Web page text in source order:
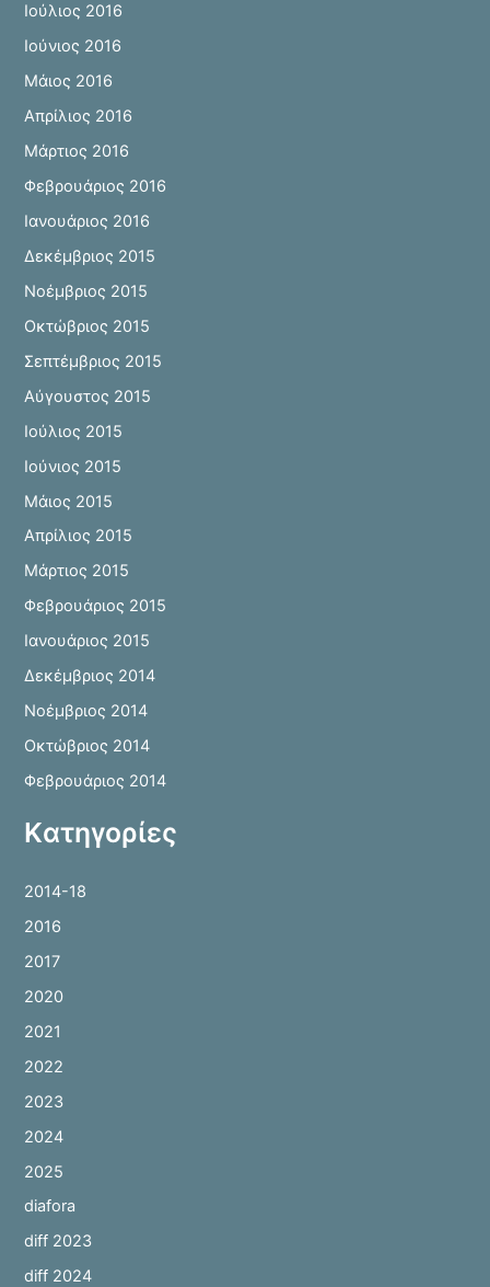
Ιούλιος 2016
Ιούνιος 2016
Μάιος 2016
Απρίλιος 2016
Μάρτιος 2016
Φεβρουάριος 2016
Ιανουάριος 2016
Δεκέμβριος 2015
Νοέμβριος 2015
Οκτώβριος 2015
Σεπτέμβριος 2015
Αύγουστος 2015
Ιούλιος 2015
Ιούνιος 2015
Μάιος 2015
Απρίλιος 2015
Μάρτιος 2015
Φεβρουάριος 2015
Ιανουάριος 2015
Δεκέμβριος 2014
Νοέμβριος 2014
Οκτώβριος 2014
Φεβρουάριος 2014
Kατηγορίες
2014-18
2016
2017
2020
2021
2022
2023
2024
2025
diafora
diff 2023
diff 2024